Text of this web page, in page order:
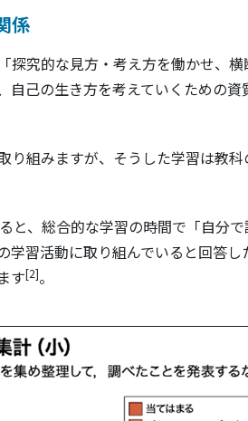
係
探究的な見方・考え方を働かせ、
己の生き方を考えていくための資
り組みますが、そうした学習は教
と、総合的な学習の時間で「自分
習活動に取り組んでいると回答し
す[2]。